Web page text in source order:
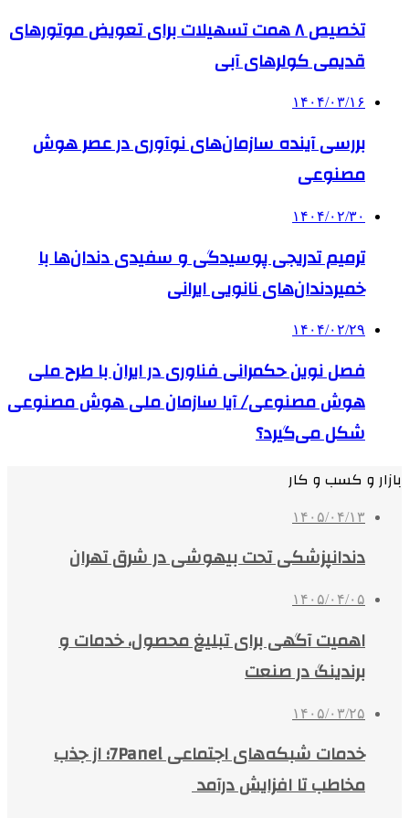
تخصیص ۸ همت تسهیلات برای تعویض موتورهای
قدیمی کولرهای آبی
۱۴۰۴/۰۳/۱۶
بررسی آینده سازمان‌های نوآوری در عصر هوش
مصنوعی
۱۴۰۴/۰۲/۳۰
ترمیم تدریجی پوسیدگی و سفیدی دندان‌ها با
خمیردندان‌های نانویی ایرانی
۱۴۰۴/۰۲/۲۹
فصل نوین حکمرانی فناوری در ایران با طرح ملی
هوش مصنوعی/ آیا سازمان ملی هوش مصنوعی
شکل می‌گیرد؟
بازار و کسب و کار
۱۴۰۵/۰۴/۱۳
دندانپزشکی تحت بیهوشی در شرق تهران
۱۴۰۵/۰۴/۰۵
اهمیت آگهی برای تبلیغ محصول، خدمات و
برندینگ در صنعت
۱۴۰۵/۰۳/۲۵
خدمات شبکه‌های اجتماعی 7Panel؛ از جذب
مخاطب تا افزایش درآمد